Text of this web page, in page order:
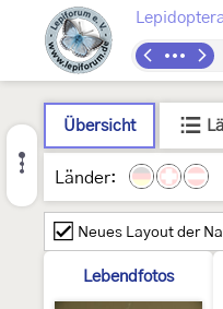
Lepidoptera
Übersicht
Länder:
Neues Layout der
Lebendfotos